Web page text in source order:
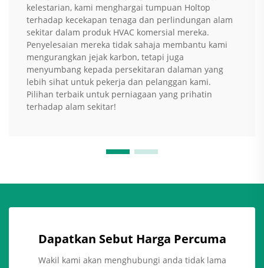
kelestarian, kami menghargai tumpuan Holtop
terhadap kecekapan tenaga dan perlindungan alam
sekitar dalam produk HVAC komersial mereka.
Penyelesaian mereka tidak sahaja membantu kami
mengurangkan jejak karbon, tetapi juga
menyumbang kepada persekitaran dalaman yang
lebih sihat untuk pekerja dan pelanggan kami.
Pilihan terbaik untuk perniagaan yang prihatin
terhadap alam sekitar!
Dapatkan Sebut Harga Percuma
Wakil kami akan menghubungi anda tidak lama